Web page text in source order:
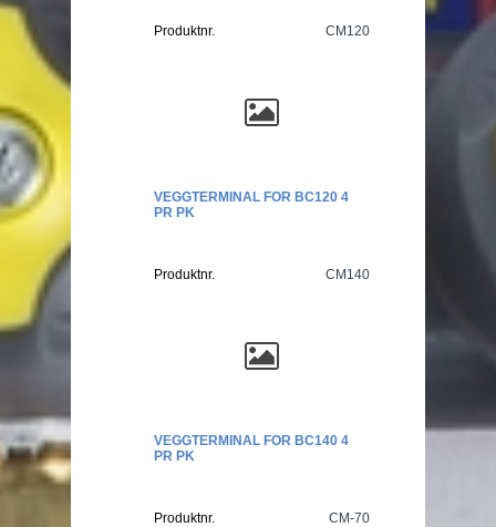
Produktnr. CM120
VEGGTERMINAL FOR BC120 4
PR PK
Produktnr. CM140
VEGGTERMINAL FOR BC140 4
PR PK
Produktnr. CM-70